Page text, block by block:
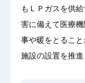
もＬＰガスを供
害に備えて医療
事や暖をとるこ
施設の設置を推進